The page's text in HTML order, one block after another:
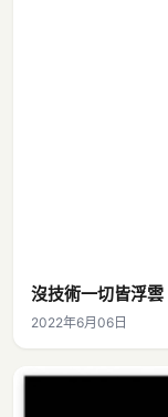
沒技術一切皆浮
2022年6月06日